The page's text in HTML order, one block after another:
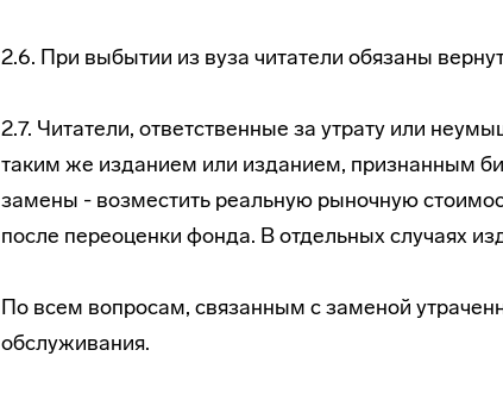
2.6. При выбытии из вуза читатели обязаны
2.7. Читатели, ответственные за утрату или
таким же изданием или изданием, признанным
замены - возместить реальную рыночную
после переоценки фонда. В отдельных случаях
По всем вопросам, связанным с заменой
обслуживания.